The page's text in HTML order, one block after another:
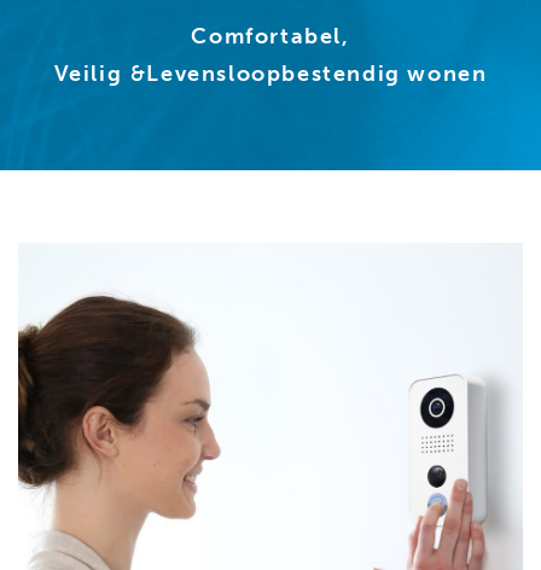
Comfortabel,
Veilig &Levensloopbestendig wonen